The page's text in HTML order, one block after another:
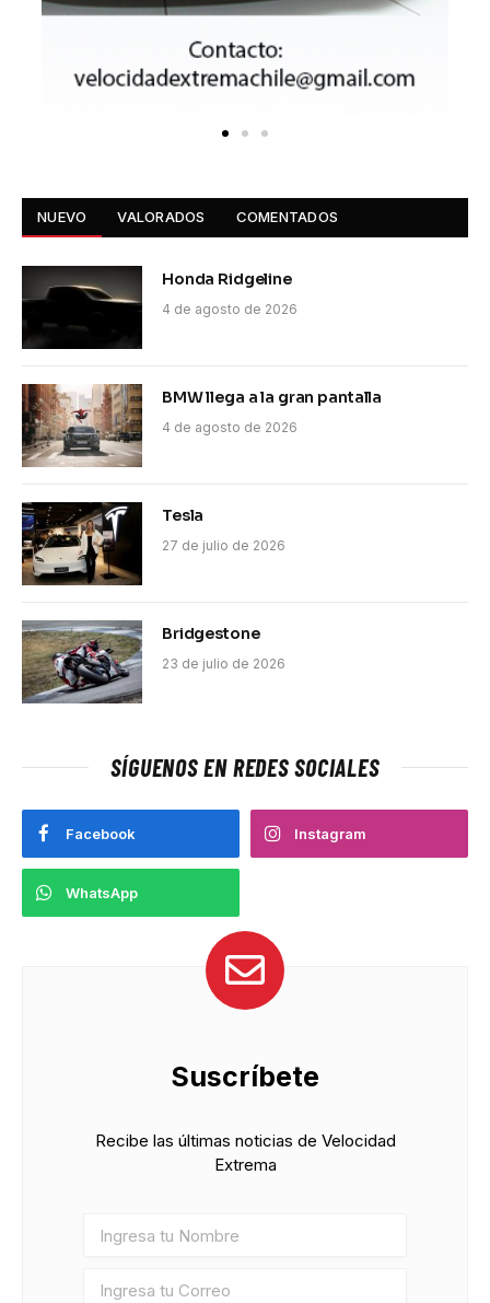
NUEVO VALORADOS COMENTADOS
Honda Ridgeline
4 de agosto de 2026
BMW llega a la gran pantalla
4 de agosto de 2026
Tesla
27 de julio de 2026
Bridgestone
23 de julio de 2026
SÍGUENOS EN REDES SOCIALES
Facebook Instagram
WhatsApp
Suscríbete
Recibe las últimas noticias de Velocidad
Extrema